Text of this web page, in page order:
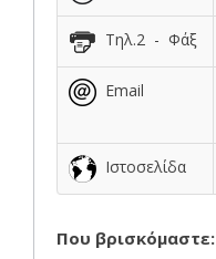
Τηλ.2 - Φάξ
Email
Ιστοσελίδα
Που βρισκόμαστε: